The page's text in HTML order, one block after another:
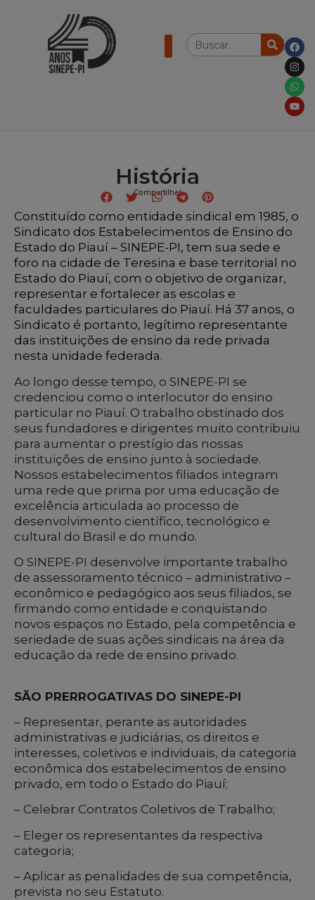
História
Compartilhe!
Constituído como entidade sindical em 1985, o
Sindicato dos Estabelecimentos de Ensino do
Estado do Piauí – SINEPE-PI, tem sua sede e
foro na cidade de Teresina e base territorial no
Estado do Piauí, com o objetivo de organizar,
representar e fortalecer as escolas e
faculdades particulares do Piauí. Há 37 anos, o
Sindicato é portanto, legítimo representante
das instituições de ensino da rede privada
nesta unidade federada.
Ao longo desse tempo, o SINEPE-PI se
credenciou como o interlocutor do ensino
particular no Piauí. O trabalho obstinado dos
seus fundadores e dirigentes muito contribuiu
para aumentar o prestígio das nossas
instituições de ensino junto à sociedade.
Nossos estabelecimentos filiados integram
uma rede que prima por uma educação de
excelência articulada ao processo de
desenvolvimento científico, tecnológico e
cultural do Brasil e do mundo.
O SINEPE-PI desenvolve importante trabalho
de assessoramento técnico – administrativo –
econômico e pedagógico aos seus filiados, se
firmando como entidade e conquistando
novos espaços no Estado, pela competência e
seriedade de suas ações sindicais na área da
educação da rede de ensino privado.
SÃO PRERROGATIVAS DO SINEPE-PI
– Representar, perante as autoridades
administrativas e judiciárias, os direitos e
interesses, coletivos e individuais, da categoria
econômica dos estabelecimentos de ensino
privado, em todo o Estado do Piauí;
– Celebrar Contratos Coletivos de Trabalho;
– Eleger os representantes da respectiva
categoria;
– Aplicar as penalidades de sua competência,
prevista no seu Estatuto.